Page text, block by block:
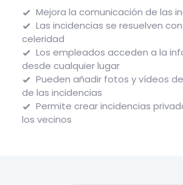
Mejora la comunicación de las
Las incidencias se resuelven
celeridad
Los empleados acceden a la
desde cualquier lugar
Pueden añadir fotos y vídeos
de las incidencias
Permite crear incidencias
los vecinos